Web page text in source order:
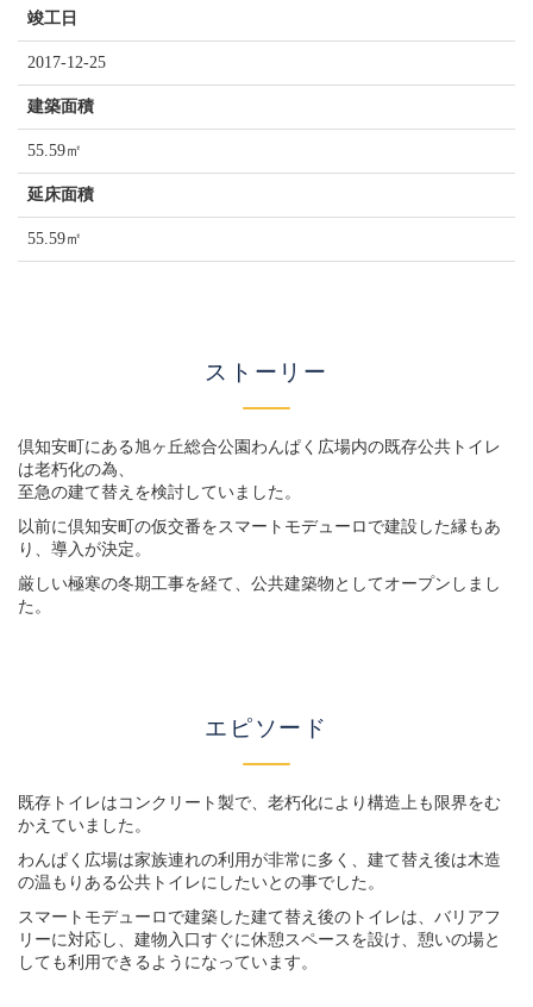
竣工日
2017-12-25
建築面積
55.59㎡
延床面積
55.59㎡
ストーリー
倶知安町にある旭ヶ丘総合公園わんぱく広場内の既存公共トイレ
は老朽化の為、
至急の建て替えを検討していました。
以前に倶知安町の仮交番をスマートモデューロで建設した縁もあ
り、導入が決定。
厳しい極寒の冬期工事を経て、公共建築物としてオープンしまし
た。
エピソード
既存トイレはコンクリート製で、老朽化により構造上も限界をむ
かえていました。
わんぱく広場は家族連れの利用が非常に多く、建て替え後は木造
の温もりある公共トイレにしたいとの事でした。
スマートモデューロで建築した建て替え後のトイレは、バリアフ
リーに対応し、建物入口すぐに休憩スペースを設け、憩いの場と
しても利用できるようになっています。